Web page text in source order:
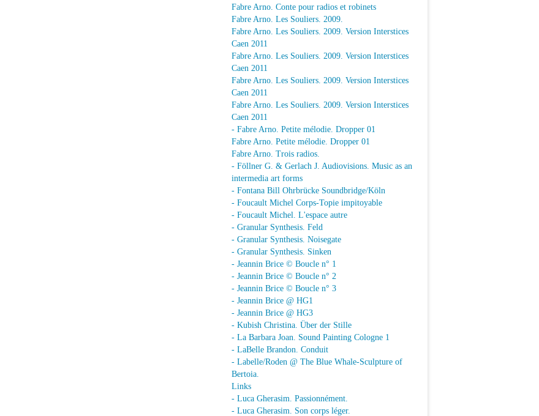
Fabre Arno. Conte pour radios et robinets
Fabre Arno. Les Souliers. 2009.
Fabre Arno. Les Souliers. 2009. Version Interstices
Caen 2011
Fabre Arno. Les Souliers. 2009. Version Interstices
Caen 2011
Fabre Arno. Les Souliers. 2009. Version Interstices
Caen 2011
Fabre Arno. Les Souliers. 2009. Version Interstices
Caen 2011
- Fabre Arno. Petite mélodie. Dropper 01
Fabre Arno. Petite mélodie. Dropper 01
Fabre Arno. Trois radios.
- Föllner G. & Gerlach J. Audiovisions. Music as an
intermedia art forms
- Fontana Bill Ohrbrücke Soundbridge/Köln
- Foucault Michel Corps-Topie impitoyable
- Foucault Michel. L'espace autre
- Granular Synthesis. Feld
- Granular Synthesis. Noisegate
- Granular Synthesis. Sinken
- Jeannin Brice © Boucle n° 1
- Jeannin Brice © Boucle n° 2
- Jeannin Brice © Boucle n° 3
- Jeannin Brice @ HG1
- Jeannin Brice @ HG3
- Kubish Christina. Über der Stille
- La Barbara Joan. Sound Painting Cologne 1
- LaBelle Brandon. Conduit
- Labelle/Roden @ The Blue Whale-Sculpture of
Bertoia.
Links
- Luca Gherasim. Passionnément.
- Luca Gherasim. Son corps léger.